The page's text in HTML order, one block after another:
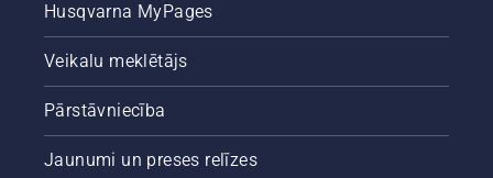
Husqvarna MyPages
Veikalu meklētājs
Pārstāvniecība
Jaunumi un preses relīzes